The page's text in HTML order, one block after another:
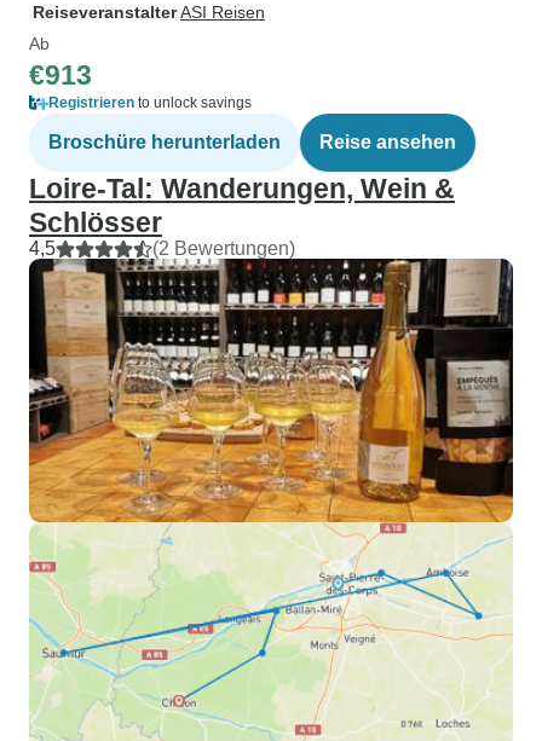
ReiseveranstalterASI Reisen
Ab
€913
Registrieren to unlock savings
Broschüre herunterladen Reise ansehen
Loire-Tal: Wanderungen, Wein &
Schlösser
4,5 (2 Bewertungen)